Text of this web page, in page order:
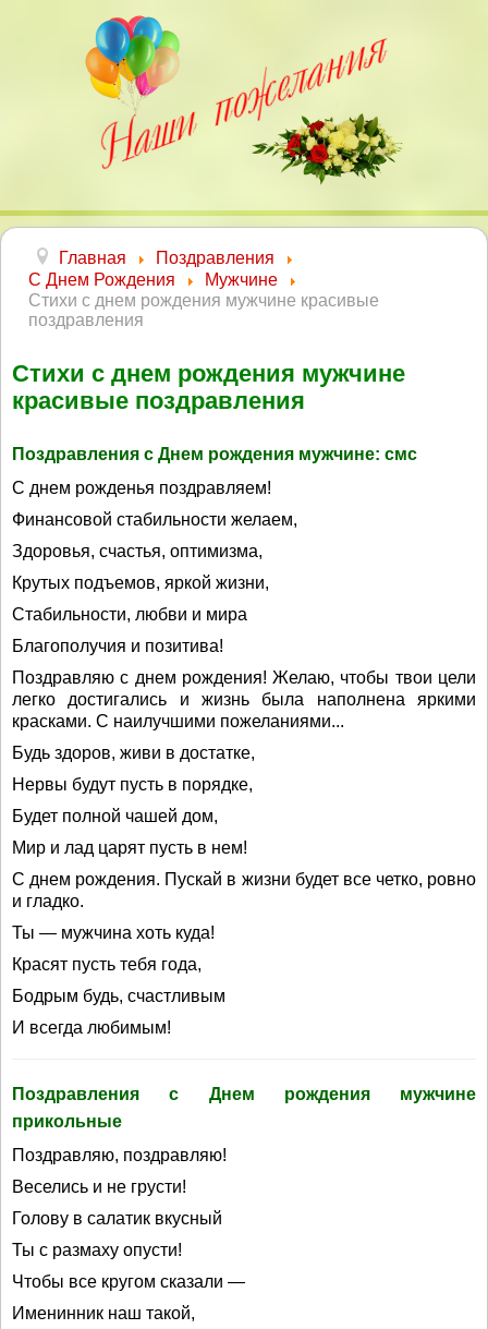
Главная
Поздравления
С Днем Рождения
Мужчине
Стихи с днем рождения мужчине красивые
поздравления
Стихи с днем рождения мужчине
красивые поздравления
Поздравления с Днем рождения мужчине: смс
С днем рожденья поздравляем!
Финансовой стабильности желаем,
Здоровья, счастья, оптимизма,
Крутых подъемов, яркой жизни,
Стабильности, любви и мира
Благополучия и позитива!
Поздравляю с днем рождения! Желаю, чтобы твои цели
легко достигались и жизнь была наполнена яркими
красками. С наилучшими пожеланиями...
Будь здоров, живи в достатке,
Нервы будут пусть в порядке,
Будет полной чашей дом,
Мир и лад царят пусть в нем!
С днем рождения. Пускай в жизни будет все четко, ровно
и гладко.
Ты — мужчина хоть куда!
Красят пусть тебя года,
Бодрым будь, счастливым
И всегда любимым!
Поздравления с Днем рождения мужчине
прикольные
Поздравляю, поздравляю!
Веселись и не грусти!
Голову в салатик вкусный
Ты с размаху опусти!
Чтобы все кругом сказали —
Именинник наш такой,